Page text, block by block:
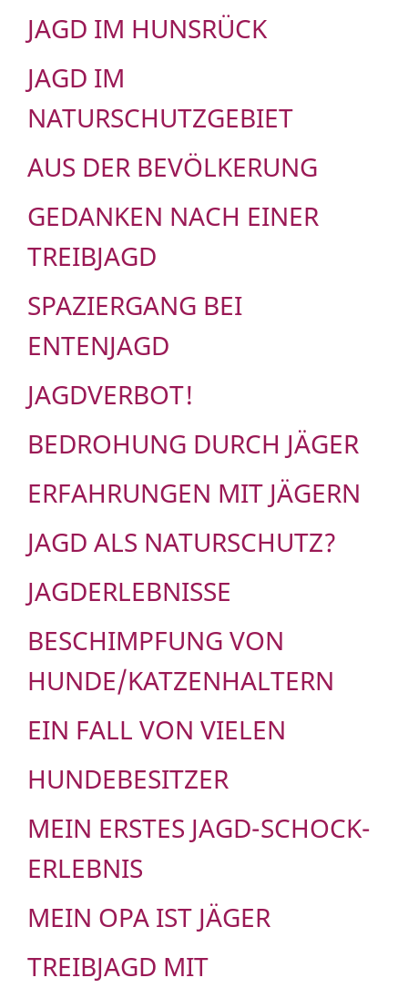
JAGD IM HUNSRÜCK
JAGD IM
NATURSCHUTZGEBIET
AUS DER BEVÖLKERUNG
GEDANKEN NACH EINER
TREIBJAGD
SPAZIERGANG BEI
ENTENJAGD
JAGDVERBOT!
BEDROHUNG DURCH JÄGER
ERFAHRUNGEN MIT JÄGERN
JAGD ALS NATURSCHUTZ?
JAGDERLEBNISSE
BESCHIMPFUNG VON
HUNDE/KATZENHALTERN
EIN FALL VON VIELEN
HUNDEBESITZER
MEIN ERSTES JAGD-SCHOCK-
ERLEBNIS
MEIN OPA IST JÄGER
TREIBJAGD MIT